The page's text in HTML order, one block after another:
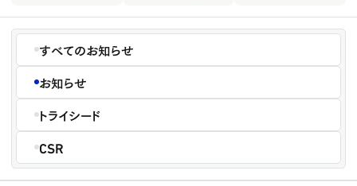
すべてのお知らせ
お知らせ
トライシード
CSR